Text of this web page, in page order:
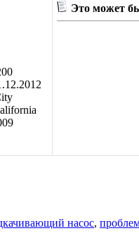
Это может
насос,